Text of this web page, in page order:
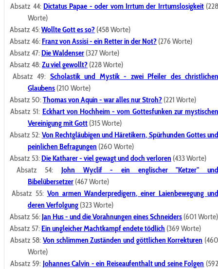
Absatz 44: Dictatus Papae - oder vom Irrtum der Irrtumslosigkeit
Worte)
Absatz 45:Wollte Gott es so? (458 Worte)
Absatz 46: Franz von Assisi - ein Retter in der Not? (276 Worte)
Absatz 47: Die Waldenser (327 Worte)
Absatz 48:Zu viel gewollt? (228 Worte)
Absatz 49: Scholastik und Mystik - zwei Pfeiler des christlichen
Glaubens (210 Worte)
Absatz 50:Thomas von Aquin - war alles nur Stroh? (221 Worte)
Absatz 51: Eckhart von Hochheim - vom Gottesfunken zur
Vereinigung mit Gott (315 Worte)
Absatz 52: Von Rechtgläubigen und Häretikern, Spürhunden Gottes
peinlichen Befragungen (260 Worte)
Absatz 53: Die Katharer - viel gewagt und doch verloren (433 Worte)
Absatz 54: John Wyclif - ein englischer "Ketzer" und
Bibelübersetzer (467 Worte)
Absatz 55: Von armen Wanderpredigern, einer Laienbewegung und
deren Verfolgung (323 Worte)
Absatz 56: Jan Hus - und die Vorahnungen eines Schneiders (601 Worte)
Absatz 57: Ein ungleicher Machtkampf endete tödlich (369 Worte)
Absatz 58: Von schlimmen Zuständen und göttlichen Korrekturen
Worte)
Absatz 59: Johannes Calvin - ein Reiseaufenthalt und seine Folgen